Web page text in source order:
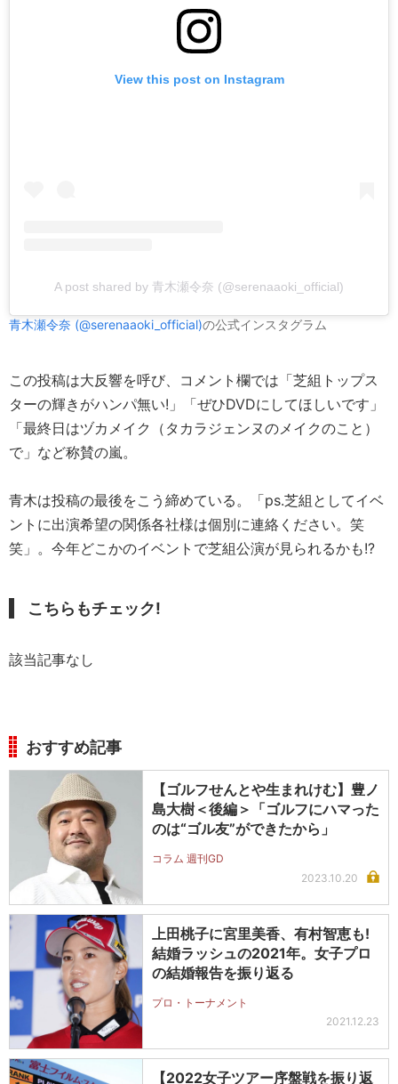
View this post on Instagram
A post shared by 青木瀬令奈 (@serenaaoki_official)
青木瀬令奈 (@serenaaoki_official)の公式インスタグラム
この投稿は大反響を呼び、コメント欄では「芝組トップス
ターの輝きがハンパ無い!」「ぜひDVDにしてほしいです」
「最終日はヅカメイク（タカラジェンヌのメイクのこと）
で」など称賛の嵐。
青木は投稿の最後をこう締めている。「ps.芝組としてイベ
ントに出演希望の関係各社様は個別に連絡ください。笑
笑」。今年どこかのイベントで芝組公演が見られるかも!?
こちらもチェック!
該当記事なし
おすすめ記事
【ゴルフせんとや生まれけむ】豊ノ
島大樹＜後編＞「ゴルフにハマった
のは“ゴル友”ができたから」
コラム 週刊GD
2023.10.20
上田桃子に宮里美香、有村智恵も!
結婚ラッシュの2021年。女子プロ
の結婚報告を振り返る
プロ・トーナメント
2021.12.23
【2022女子ツアー序盤戦を振り返